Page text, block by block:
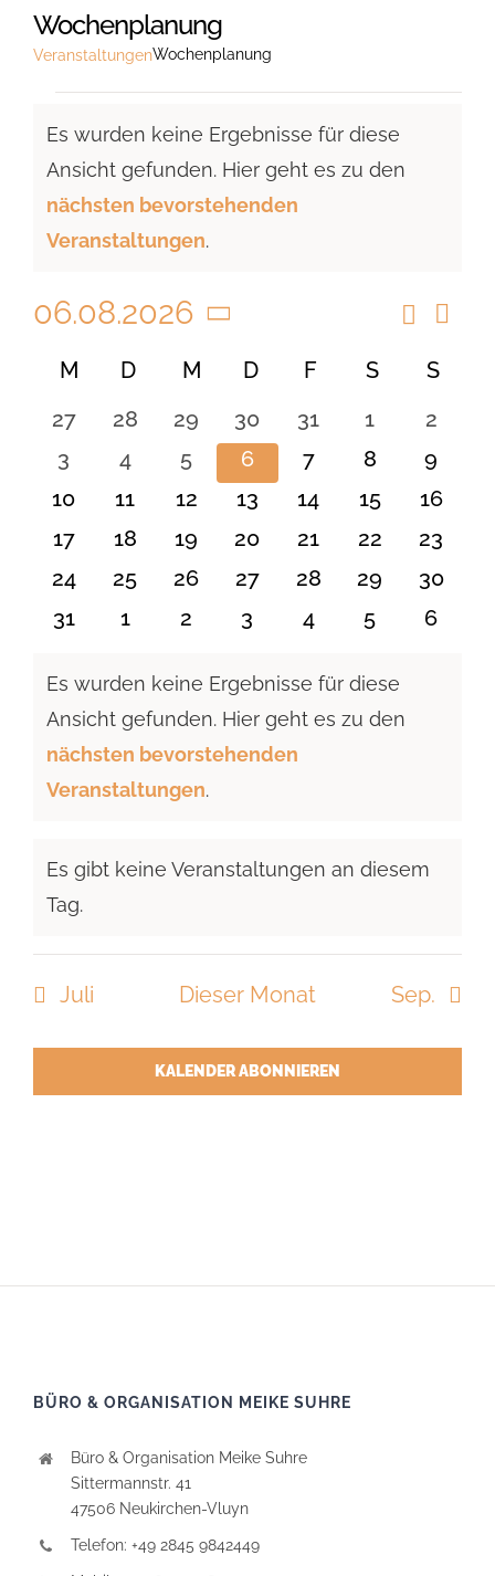
Wochenplanung
VeranstaltungenWochenplanung
Hinweis
Es wurden keine Ergebnisse für diese
Ansicht gefunden. Hier geht es zu den
nächsten bevorstehenden
Veranstaltungen.
Suche
Suche
Monat
06.08.2026
Datum
wählen.
Kalender
von
Veranstaltungen
M MONTAG
D DIENSTAG
M MITTWOCH
D DONNERSTAG
F FREITAG
SSAMSTAG
S
0
Veranstaltungen
27
0
Veranstaltungen
28
0
Veranstaltungen
29
0
Veranstaltungen
30
0
Veranstaltungen
31
0
1
0
2
0
Veranstaltungen
3
0
Veranstaltungen
4
0
Veranstaltungen
5
0
Veranstaltungen
6
0
Veranstaltungen
7
0
8
0
9
0
Veranstaltungen
10
0
Veranstaltungen
11
0
Veranstaltungen
12
0
Veranstaltungen
13
0
Veranstaltungen
14
0
15
0
16
0
Veranstaltungen
17
0
Veranstaltungen
18
0
Veranstaltungen
19
0
Veranstaltungen
20
0
Veranstaltungen
21
0
22
0
23
0
Veranstaltungen
24
0
Veranstaltungen
25
0
Veranstaltungen
26
0
Veranstaltungen
27
0
Veranstaltungen
28
0
29
0
30
0
31
0
1
0
2
0
3
0
4
0
5
0
6
Hinweis
Es wurden keine Ergebnisse für diese
Ansicht gefunden. Hier geht es zu den
nächsten bevorstehenden
Veranstaltungen.
Hinweis
Es gibt keine Veranstaltungen an diesem
Tag.
Juli Dieser Monat Sep.
KALENDER ABONNIEREN
BÜRO & ORGANISATION MEIKE SUHRE
Büro & Organisation Meike Suhre
Sittermannstr. 41
47506 Neukirchen-Vluyn
Telefon: +49 2845 9842449